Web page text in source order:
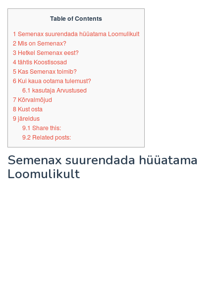
Table of Contents
1 Semenax suurendada hüüatama Loomulikult
2 Mis on Semenax?
3 Hetkel Semenax eest?
4tähtis Koostisosad
5 Kas Semenax toimib?
6 Kui kaua ootama tulemust?
6.1 kasutaja Arvustused
7 Kõrvalmõjud
8 Kust osta
9järeldus
9.1 Share this:
9.2Related posts:
Semenax suurendada hüüatama
Loomulikult